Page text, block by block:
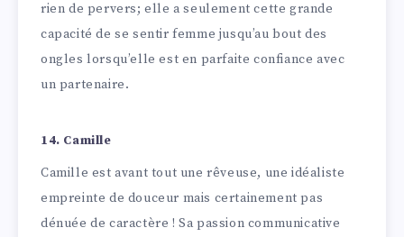
rien de pervers; elle a seulement cette grande
capacité de se sentir femme jusqu’au bout des
ongles lorsqu’elle est en parfaite confiance avec
un partenaire.
14. Camille
Camille est avant tout une rêveuse, une idéaliste
empreinte de douceur mais certainement pas
dénuée de caractère ! Sa passion communicative